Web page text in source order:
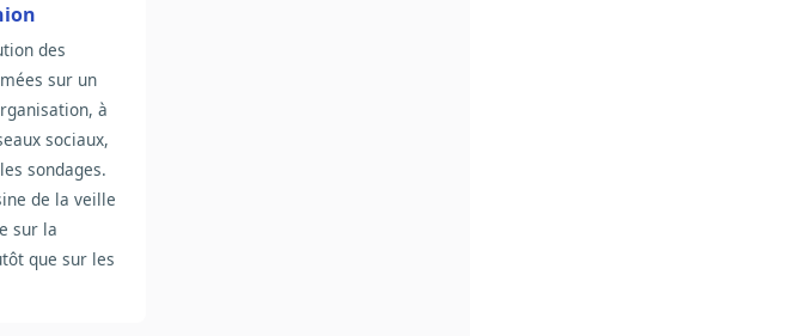
des
sur un
à
sociaux,
sondages.
de la veille
sur la
que sur les